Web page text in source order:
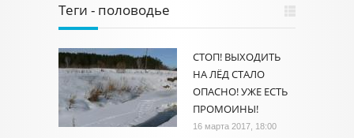
Теги - половодье
СТОП! ВЫХОДИТЬ
НА ЛЁД СТАЛО
ОПАСНО! УЖЕ ЕСТЬ
ПРОМОИНЫ!
16 марта 2017, 18:00